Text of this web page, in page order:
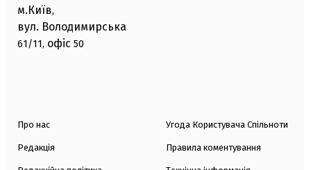
м.Київ,
вул. Володимирська
61/11, офіс 50
Про нас
Редакція
Угода Користувача Спільноти
Правила коментування